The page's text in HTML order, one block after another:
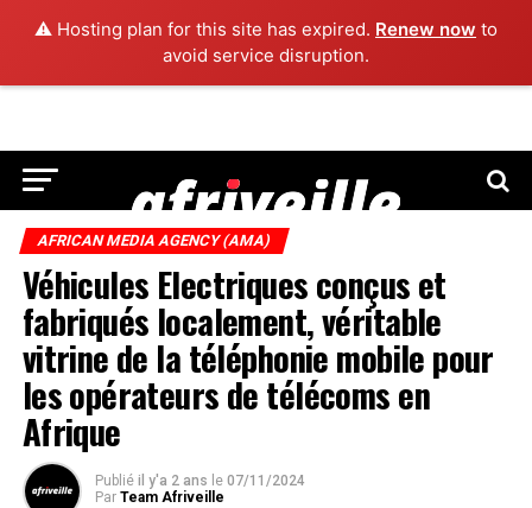
⚠️ Hosting plan for this site has expired. Renew now to
avoid service disruption.
AFRICAN MEDIA AGENCY (AMA)
Véhicules Electriques conçus et
fabriqués localement, véritable
vitrine de la téléphonie mobile pour
les opérateurs de télécoms en
Afrique
Publié il y'a 2 ans le 07/11/2024
Par Team Afriveille